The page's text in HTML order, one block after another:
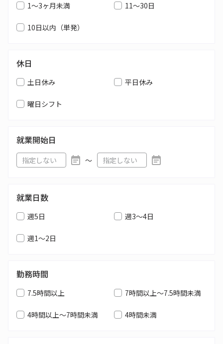
1～3ヶ月未満 11～30日
10日以内（単発）
休日
土日休み 平日休み
曜日シフト
就業開始日
〜
就業日数
週5日 週3～4日
週1～2日
勤務時間
7.5時間以上 7時間以上～7.5時間未満
4時間以上～7時間未満 4時間未満